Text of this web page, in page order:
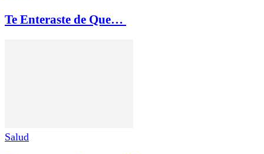
Te Enteraste de Que…
Salud